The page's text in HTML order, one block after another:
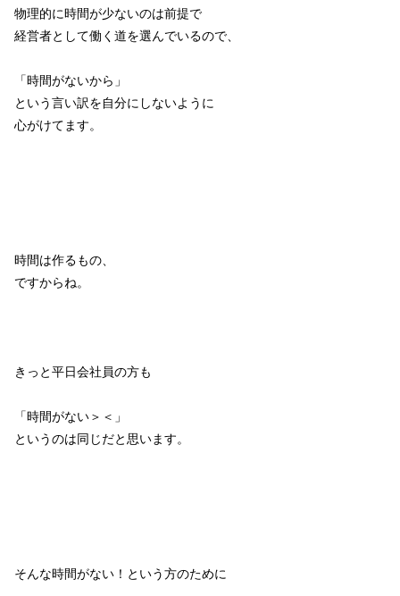
物理的に時間が少ないのは前提で
経営者として働く道を選んでいるので、
「時間がないから」
という言い訳を自分にしないように
心がけてます。
時間は作るもの、
ですからね。
きっと平日会社員の方も
「時間がない＞＜」
というのは同じだと思います。
そんな時間がない！という方のために